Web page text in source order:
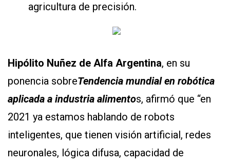
agricultura de precisión.
Hipólito Nuñez de Alfa Argentina, en su
ponencia sobreTendencia mundial en robótica
aplicada a industria alimentos, afirmó que “en
2021 ya estamos hablando de robots
inteligentes, que tienen visión artificial, redes
neuronales, lógica difusa, capacidad de